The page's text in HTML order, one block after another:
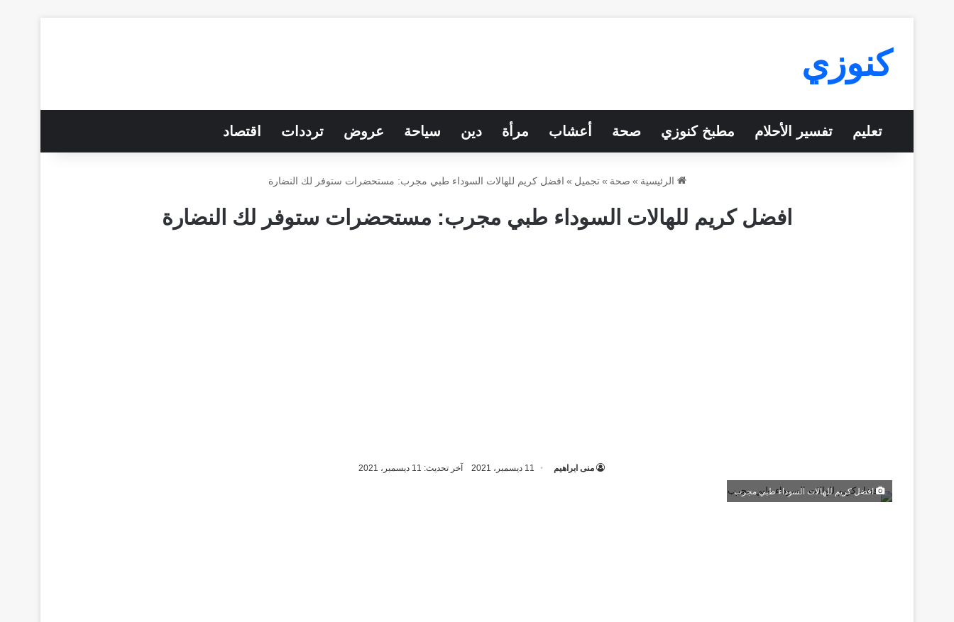
كنوزي
تعليم تفسير الأحلام مطبخ كنوزي صحة أعشاب مرأة دين سياحة عروض ترددات اقتصاد
الرئيسية » صحة » تجميل » افضل كريم للهالات السوداء طبي مجرب: مستحضرات ستوفر لك النضارة
افضل كريم للهالات السوداء طبي مجرب: مستحضرات ستوفر لك النضارة
منى ابراهيم 11 ديسمبر، 2021 آخر تحديث: 11 ديسمبر، 2021
افضل كريم للهالات السوداء طبي مجرب